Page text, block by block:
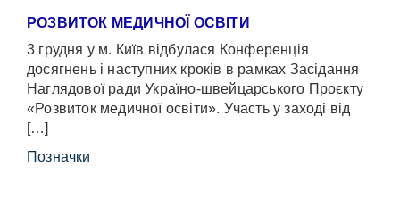
РОЗВИТОК МЕДИЧНОЇ ОСВІТИ
3 грудня у м. Київ відбулася Конференція
досягнень і наступних кроків в рамках Засідання
Наглядової ради Україно-швейцарського Проєкту
«Розвиток медичної освіти». Участь у заході від
[…]
Позначки